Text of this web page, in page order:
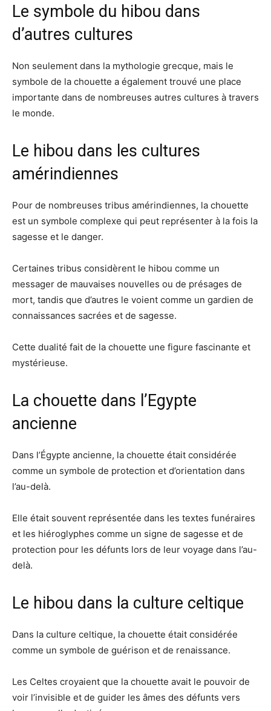
Le symbole du hibou dans
d’autres cultures
Non seulement dans la mythologie grecque, mais le
symbole de la chouette a également trouvé une place
importante dans de nombreuses autres cultures à travers
le monde.
Le hibou dans les cultures
amérindiennes
Pour de nombreuses tribus amérindiennes, la chouette
est un symbole complexe qui peut représenter à la fois la
sagesse et le danger.
Certaines tribus considèrent le hibou comme un
messager de mauvaises nouvelles ou de présages de
mort, tandis que d’autres le voient comme un gardien de
connaissances sacrées et de sagesse.
Cette dualité fait de la chouette une figure fascinante et
mystérieuse.
La chouette dans l’Egypte
ancienne
Dans l’Égypte ancienne, la chouette était considérée
comme un symbole de protection et d’orientation dans
l’au-delà.
Elle était souvent représentée dans les textes funéraires
et les hiéroglyphes comme un signe de sagesse et de
protection pour les défunts lors de leur voyage dans l’au-
delà.
Le hibou dans la culture celtique
Dans la culture celtique, la chouette était considérée
comme un symbole de guérison et de renaissance.
Les Celtes croyaient que la chouette avait le pouvoir de
voir l’invisible et de guider les âmes des défunts vers